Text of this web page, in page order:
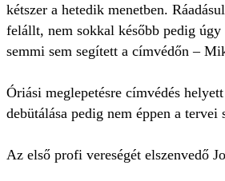
kétszer a hetedik menetben.
felállt, nem sokkal később pedig úgy
semmi sem segített a címvédőn –
Óriási meglepetésre címvédés
debütálása pedig nem éppen a tervei
Az első profi vereségét elszenvedő